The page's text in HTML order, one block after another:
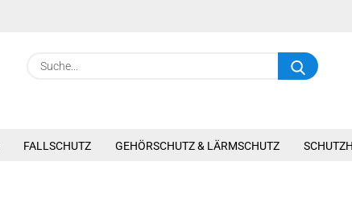
FALLSCHUTZ GEHÖRSCHUTZ & LÄRMSCHUTZ